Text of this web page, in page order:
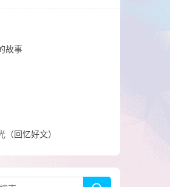
故事
（回忆好文）